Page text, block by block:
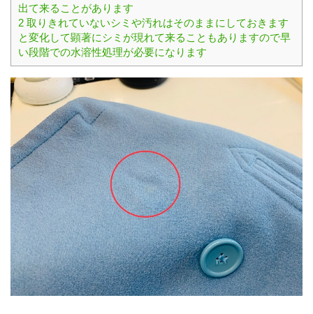
出て来ることがあります
2 取りきれていないシミや汚れはそのままにしておきます
と変化して顕著にシミが現れて来ることもありますので早
い段階での水溶性処理が必要になります